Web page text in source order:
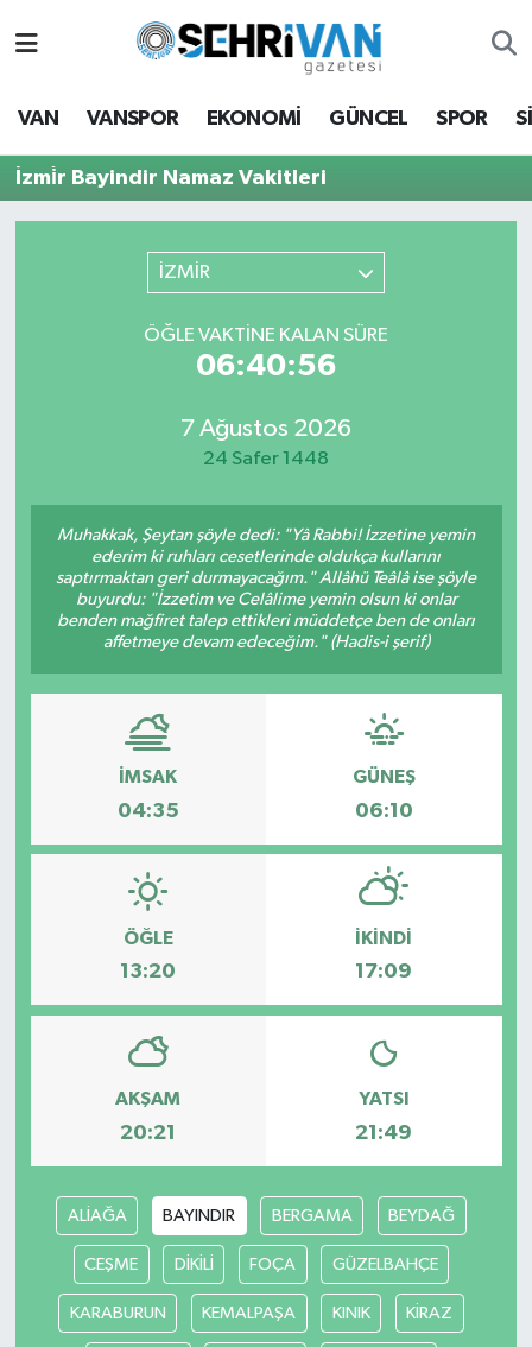
VAN VANSPOR EKONOMİ GÜNCEL SPOR
İzmi̇r Bayindir Namaz Vakitleri
İZMİR
ÖĞLE VAKTİNE KALAN SÜRE
06:40:55
7 Ağustos 2026
24 Safer 1448
Muhakkak, Şeytan şöyle dedi: "Yâ Rabbi! İzzetine yemin
ederim ki ruhları cesetlerinde oldukça kullarını
saptırmaktan geri durmayacağım." Allâhü Teâlâ ise şöyle
buyurdu: "İzzetim ve Celâlime yemin olsun ki onlar
benden mağfiret talep ettikleri müddetçe ben de onları
affetmeye devam edeceğim." (Hadis-i şerif)
İMSAK
04:35
GÜNEŞ
06:10
ÖĞLE
13:20
İKINDI
17:09
AKŞAM
20:21
YATSI
21:49
ALİAĞA BAYINDIR BERGAMA BEYDAĞ
CEŞME DİKİLİ FOÇA GÜZELBAHÇE
KARABURUN KEMALPAŞA KINIK KİRAZ
Van Hava Durumu
Van Trafik Yoğunluk Haritası
Süper Lig Puan Durumu ve Fikstür
Son Dakika Haberleri